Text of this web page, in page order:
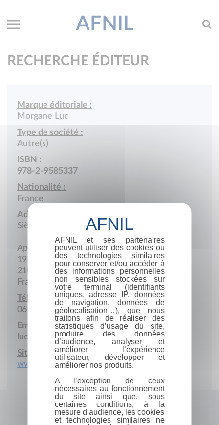
AFNIL
RECHERCHE ÉDITEUR
Marque éditoriale :
Morgane Luc
Type de société :
Autre(s)
ISBN :
978-2-9585337
Nationalité :
France
Adresse :
Siège social
Appt 403
19 Rue de Serrigny
21000 Dijon
France
Téléphone portable :
06 08 02 06 95
Email :
luc.morgane@yahoo.fr
Site Internet :
www.morganeluc.fr
AFNIL et ses partenaires
peuvent utiliser des cookies ou
des technologies similaires
pour conserver et/ou accéder à
des informations personnelles
non sensibles stockées sur
votre terminal (identifiants
uniques, adresse IP, données
de navigation, données de
géolocalisation…), que nous
traitons afin de réaliser des
statistiques d’usage du site,
produire des données
d’audience, analyser et
améliorer l’expérience
utilisateur, développer et
améliorer nos produits.
A l’exception de ceux
nécessaires au fonctionnement
du site ainsi que, sous
certaines conditions, à la
mesure d’audience, les cookies
et technologies similaires ne